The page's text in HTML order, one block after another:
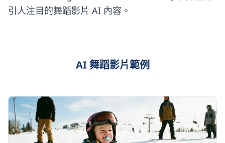
引人注目的舞蹈影片 AI 內容。
AI 舞蹈影片範例